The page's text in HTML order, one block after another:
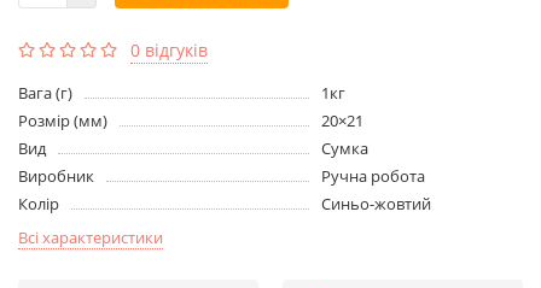
0 відгуків
Вага (г)
1кг
Розмір (мм)
20×21
Вид
Сумка
Виробник
Ручна робота
Колір
Синьо-жовтий
Всі характеристики